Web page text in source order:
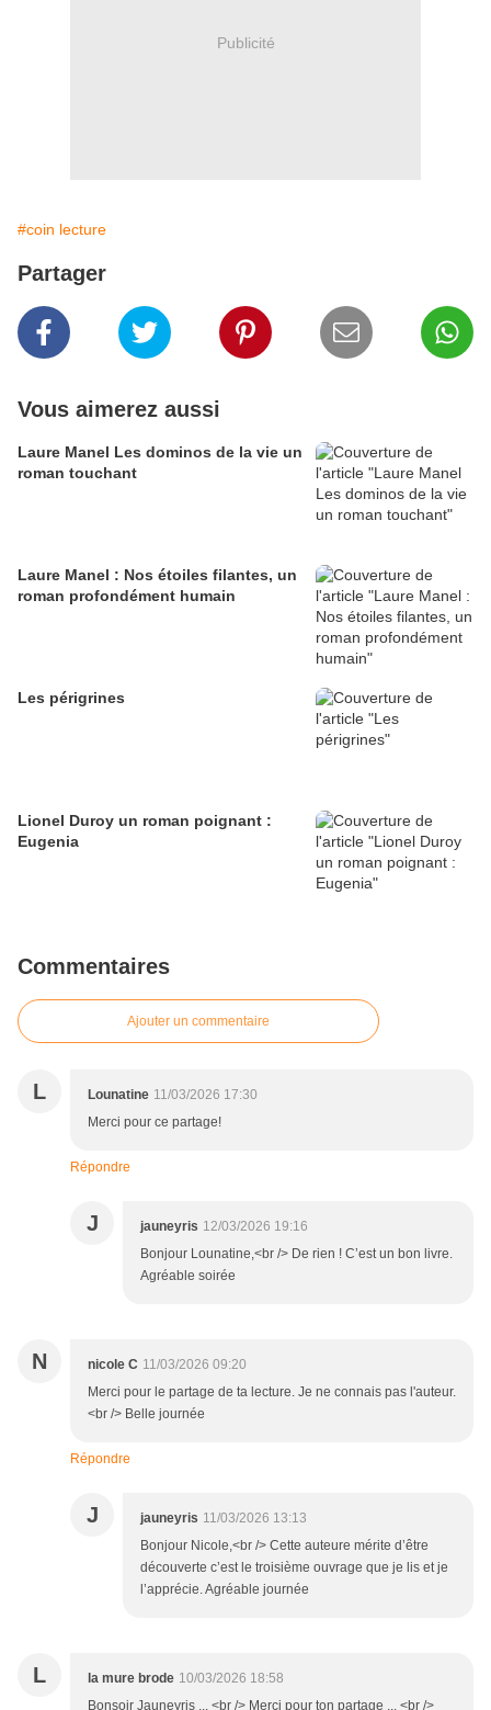
Publicité
#coin lecture
Partager
Vous aimerez aussi
Laure Manel Les dominos de la vie un
roman touchant
Laure Manel : Nos étoiles filantes, un
roman profondément humain
Les périgrines
Lionel Duroy un roman poignant :
Eugenia
Commentaires
Ajouter un commentaire
L Lounatine 11/03/2026 17:30
Merci pour ce partage!
Répondre
J jauneyris 12/03/2026 19:16
Bonjour Lounatine,<br /> De rien ! C’est un bon livre.
Agréable soirée
N nicole C 11/03/2026 09:20
Merci pour le partage de ta lecture. Je ne connais pas l'auteur.
<br /> Belle journée
Répondre
J jauneyris 11/03/2026 13:13
Bonjour Nicole,<br /> Cette auteure mérite d’être
découverte c’est le troisième ouvrage que je lis et je
l’apprécie. Agréable journée
L la mure brode 10/03/2026 18:58
Bonsoir Jauneyris ,,, <br /> Merci pour ton partage ,,, <br />